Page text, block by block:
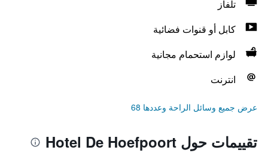
تلفاز
كابل أو قنوات فضائية
لوازم استحمام مجانية
انترنت
عرض جميع وسائل الراحة وعددها 68
تقييمات حول Hotel De Hoefpoort